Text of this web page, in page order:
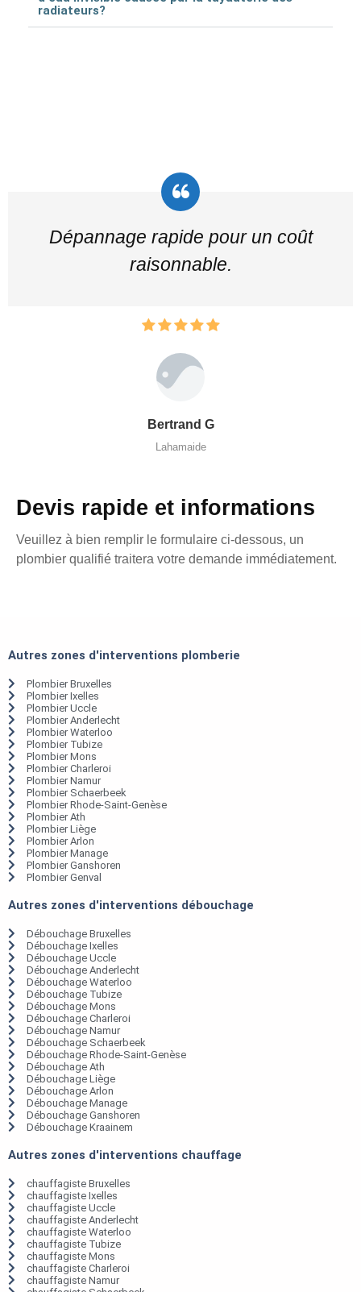
radiateurs?
Dépannage rapide pour un coût
raisonnable.
Bertrand G
Lahamaide
Devis rapide et informations
Veuillez à bien remplir le formulaire ci-dessous, un
plombier qualifié traitera votre demande immédiatement.
Autres zones d'interventions plomberie
Plombier Bruxelles
Plombier Ixelles
Plombier Uccle
Plombier Anderlecht
Plombier Waterloo
Plombier Tubize
Plombier Mons
Plombier Charleroi
Plombier Namur
Plombier Schaerbeek
Plombier Rhode-Saint-Genèse
Plombier Ath
Plombier Liège
Plombier Arlon
Plombier Manage
Plombier Ganshoren
Plombier Genval
Autres zones d'interventions débouchage
Débouchage Bruxelles
Débouchage Ixelles
Débouchage Uccle
Débouchage Anderlecht
Débouchage Waterloo
Débouchage Tubize
Débouchage Mons
Débouchage Charleroi
Débouchage Namur
Débouchage Schaerbeek
Débouchage Rhode-Saint-Genèse
Débouchage Ath
Débouchage Liège
Débouchage Arlon
Débouchage Manage
Débouchage Ganshoren
Débouchage Kraainem
Autres zones d'interventions chauffage
chauffagiste Bruxelles
chauffagiste Ixelles
chauffagiste Uccle
chauffagiste Anderlecht
chauffagiste Waterloo
chauffagiste Tubize
chauffagiste Mons
chauffagiste Charleroi
chauffagiste Namur